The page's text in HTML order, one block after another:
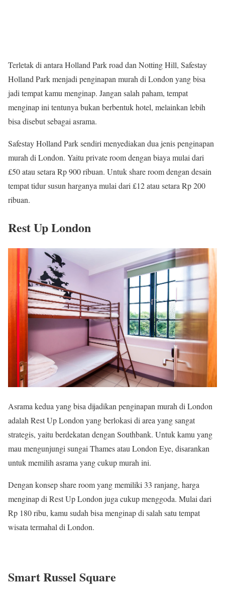
Terletak di antara Holland Park road dan Notting Hill, Safestay
Holland Park menjadi penginapan murah di London yang bisa
jadi tempat kamu menginap. Jangan salah paham, tempat
menginap ini tentunya bukan berbentuk hotel, melainkan lebih
bisa disebut sebagai asrama.
Safestay Holland Park sendiri menyediakan dua jenis penginapan
murah di London. Yaitu private room dengan biaya mulai dari
£50 atau setara Rp 900 ribuan. Untuk share room dengan desain
tempat tidur susun harganya mulai dari £12 atau setara Rp 200
ribuan.
Rest Up London
Asrama kedua yang bisa dijadikan penginapan murah di London
adalah Rest Up London yang berlokasi di area yang sangat
strategis, yaitu berdekatan dengan Southbank. Untuk kamu yang
mau mengunjungi sungai Thames atau London Eye, disarankan
untuk memilih asrama yang cukup murah ini.
Dengan konsep share room yang memiliki 33 ranjang, harga
menginap di Rest Up London juga cukup menggoda. Mulai dari
Rp 180 ribu, kamu sudah bisa menginap di salah satu tempat
wisata termahal di London.
Smart Russel Square